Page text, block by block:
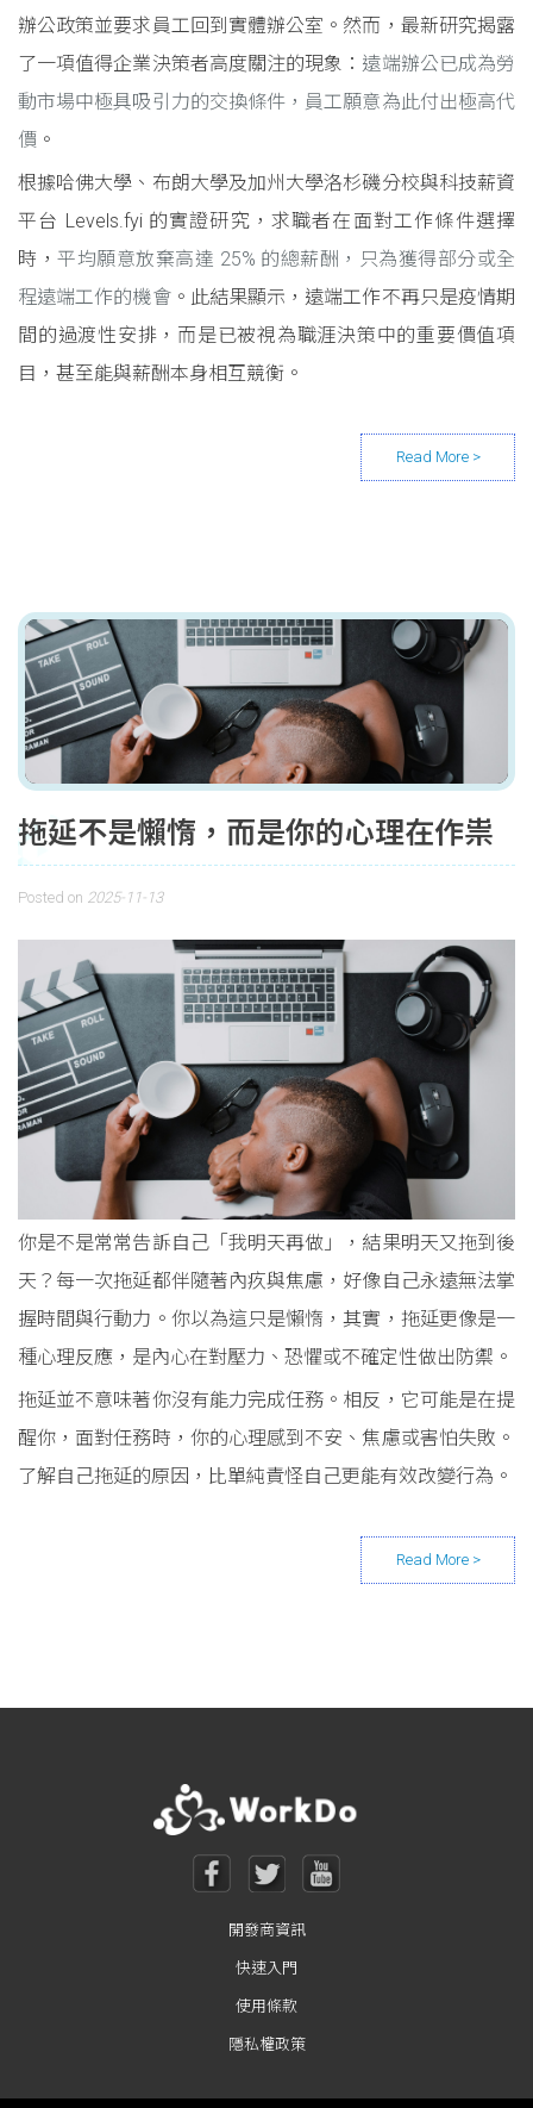
辦公政策並要求員工回到實體辦公室。然而，最新研究揭露
了一項值得企業決策者高度關注的現象： 遠端辦公已成為勞
動市場中極具吸引力的交換條件，員工願意為此付出極高代
價 。
根據哈佛大學、布朗大學及加州大學洛杉磯分校與科技薪資
平台 Levels.fyi 的實證研究，求職者在面對工作條件選擇
時， 平均願意放棄高達 25% 的總薪酬，只為獲得部分或全
程遠端工作的機會。此結果顯示，遠端工作不再只是疫情期
間的過渡性安排，而是已被視為職涯決策中的重要價值項
目，甚至能與薪酬本身相互競衡。
拖延不是懶惰，而是你的心理在作祟
Posted on 2025-11-13
你是不是常常告訴自己「我明天再做」，結果明天又拖到後
天？每一次拖延都伴隨著內疚與焦慮，好像自己永遠無法掌
握時間與行動力。你以為這只是懶惰，其實，拖延更像是一
種心理反應，是內心在對壓力、恐懼或不確定性做出防禦。
拖延並不意味著你沒有能力完成任務。相反，它可能是在提
醒你，面對任務時，你的心理感到不安、焦慮或害怕失敗。
了解自己拖延的原因，比單純責怪自己更能有效改變行為。
Posts navigation
開發商資訊
快速入門
使用條款
隱私權政策